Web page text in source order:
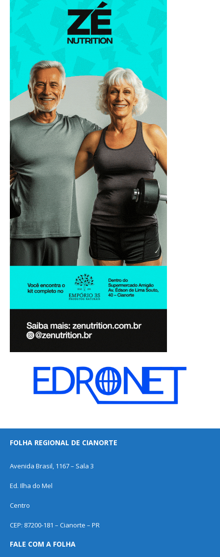
FOLHA REGIONAL DE CIANORTE
Avenida Brasil, 1167 – Sala 3
Ed. Ilha do Mel
Centro
CEP: 87200-181 – Cianorte – PR
FALE COM A FOLHA